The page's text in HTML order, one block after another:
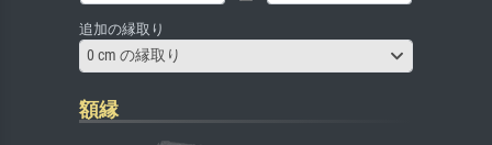
追加の縁取り
0 cm の縁取り
額縁